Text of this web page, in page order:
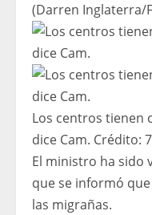
(Darren Inglaterra/
Los centros tienen
dice Cam. Crédito:
El ministro ha sido
que se informó
las migrañas.